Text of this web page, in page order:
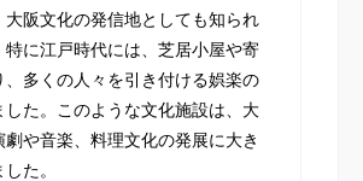
大阪文化の発信地としても知られ
特に江戸時代には、芝居小屋や寄
、多くの人々を引き付ける娯楽の
した。このような文化施設は、大
劇や音楽、料理文化の発展に大き
た。